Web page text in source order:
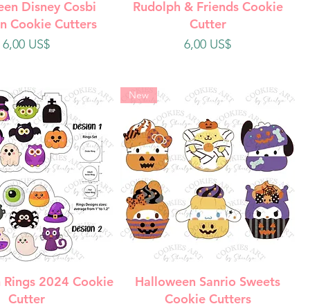
rápida
Disney Cosbi
Cookie Cutters
Precio
6,00 US$
Vista rápida
Rudolph & Friends Cookie
Cutter
Precio
6,00 US$
rápida
Rings 2024 Cookie
Cutter
Vista rápida
New
Halloween Sanrio Sweets
Cookie Cutters